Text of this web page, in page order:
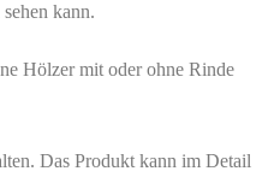
kann.
Hölzer mit oder ohne Rinde
Das Produkt kann im Detail